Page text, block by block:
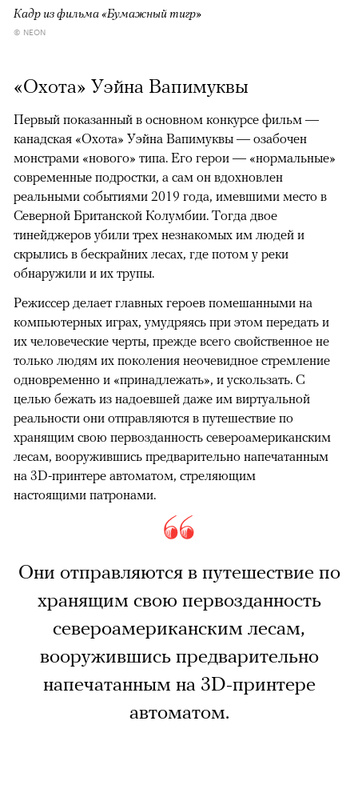
Кадр из фильма «Бумажный тигр»
© NEON
«Охота» Уэйна Вапимуквы
Первый показанный в основном конкурсе фильм —
канадская «Охота» Уэйна Вапимуквы — озабочен
монстрами «нового» типа. Его герои — «нормальные»
современные подростки, а сам он вдохновлен
реальными событиями 2019 года, имевшими место в
Северной Британской Колумбии. Тогда двое
тинейджеров убили трех незнакомых им людей и
скрылись в бескрайних лесах, где потом у реки
обнаружили и их трупы.
Режиссер делает главных героев помешанными на
компьютерных играх, умудряясь при этом передать и
их человеческие черты, прежде всего свойственное не
только людям их поколения неочевидное стремление
одновременно и «принадлежать», и ускользать. С
целью бежать из надоевшей даже им виртуальной
реальности они отправляются в путешествие по
хранящим свою первозданность североамериканским
лесам, вооружившись предварительно напечатанным
на 3D-принтере автоматом, стреляющим
настоящими патронами.
Они отправляются в путешествие по
хранящим свою первозданность
североамериканским лесам,
вооружившись предварительно
напечатанным на 3D-принтере
автоматом.